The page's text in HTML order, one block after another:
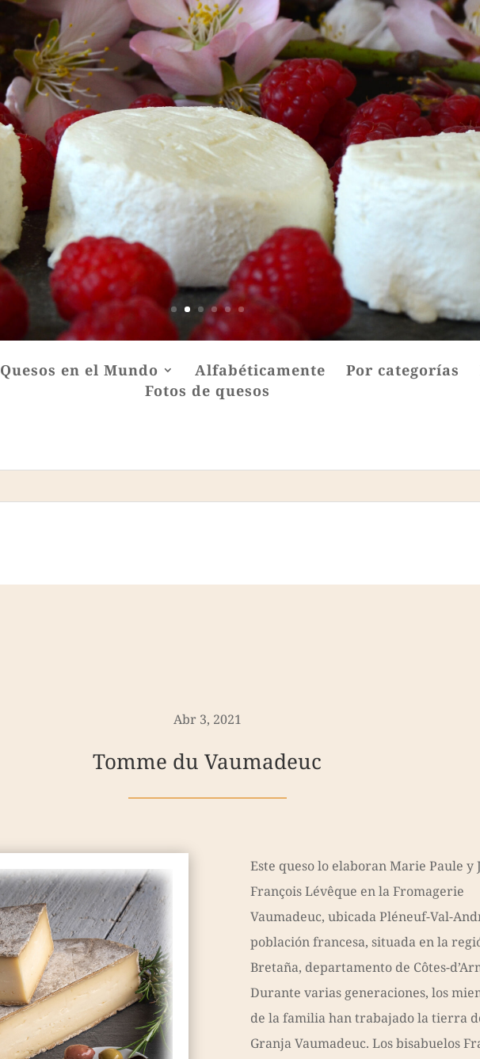
Mundoquesos
Quesos en el Mundo Alfabéticamente Por categorías
Fotos de quesos
Abr 3, 2021
Tomme du Vaumadeuc
Este queso lo elaboran Marie Paule y
François Lévêque en la Fromagerie
Vaumadeuc, ubicada Pléneuf-Val-
población francesa, situada en la
Bretaña, departamento de Côtes-
Durante varias generaciones, los
de la familia han trabajado la tierra
Granja Vaumadeuc. Los bisabuelos